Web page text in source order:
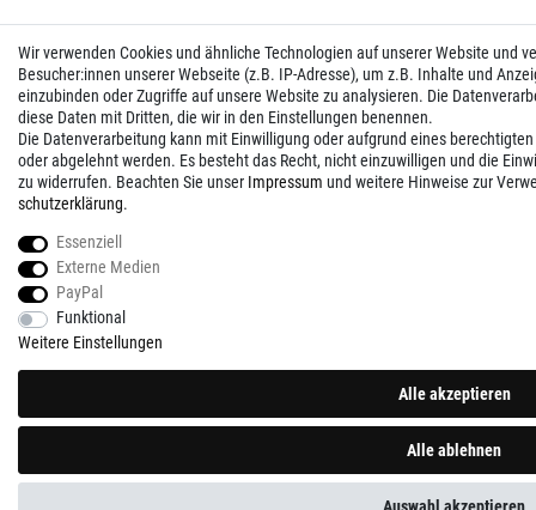
Wir verwenden Cookies und ähnliche Technologien auf unserer Website und
Besucher:innen unserer Webseite (z.B. IP-Adresse), um z.B. Inhalte und
einzubinden oder Zugriffe auf unsere Website zu analysieren. Die
diese Daten mit Dritten, die wir in den Einstellungen benennen.
Die Datenverarbeitung kann mit Einwilligung oder aufgrund eines
oder abgelehnt werden. Es besteht das Recht, nicht einzuwilligen und die
zu widerrufen. Beachten Sie unser Impressum und weitere Hinweise zur
schutz­erklärung.
Essenziell
Externe Medien
PayPal
Funktional
Weitere Einstellungen
Alle akzeptieren
Alle ablehnen
Auswahl akzeptieren